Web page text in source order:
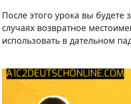
После этого урока вы будете
случаях возвратное
использовать в дательном